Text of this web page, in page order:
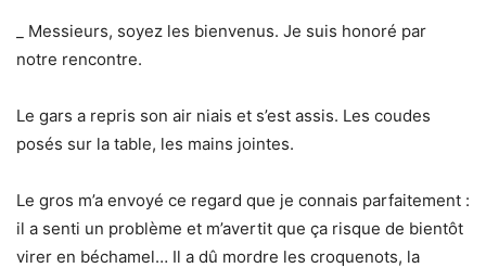
_ Messieurs, soyez les bienvenus. Je suis honoré par
notre rencontre.
Le gars a repris son air niais et s’est assis. Les coudes
posés sur la table, les mains jointes.
Le gros m’a envoyé ce regard que je connais parfaitement :
il a senti un problème et m’avertit que ça risque de bientôt
virer en béchamel… Il a dû mordre les croquenots, la